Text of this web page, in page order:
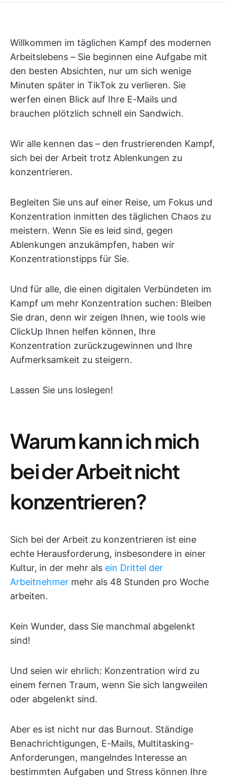
Willkommen im täglichen Kampf des modernen
Arbeitslebens – Sie beginnen eine Aufgabe mit
den besten Absichten, nur um sich wenige
Minuten später in TikTok zu verlieren. Sie
werfen einen Blick auf Ihre E-Mails und
brauchen plötzlich schnell ein Sandwich.
Wir alle kennen das – den frustrierenden Kampf,
sich bei der Arbeit trotz Ablenkungen zu
konzentrieren.
Begleiten Sie uns auf einer Reise, um Fokus und
Konzentration inmitten des täglichen Chaos zu
meistern. Wenn Sie es leid sind, gegen
Ablenkungen anzukämpfen, haben wir
Konzentrationstipps für Sie.
Und für alle, die einen digitalen Verbündeten im
Kampf um mehr Konzentration suchen: Bleiben
Sie dran, denn wir zeigen Ihnen, wie tools wie
ClickUp Ihnen helfen können, Ihre
Konzentration zurückzugewinnen und Ihre
Aufmerksamkeit zu steigern.
Lassen Sie uns loslegen!
Warum kann ich mich
bei der Arbeit nicht
konzentrieren?
Sich bei der Arbeit zu konzentrieren ist eine
echte Herausforderung, insbesondere in einer
Kultur, in der mehr als ein Drittel der
Arbeitnehmer mehr als 48 Stunden pro Woche
arbeiten.
Kein Wunder, dass Sie manchmal abgelenkt
sind!
Und seien wir ehrlich: Konzentration wird zu
einem fernen Traum, wenn Sie sich langweilen
oder abgelenkt sind.
Aber es ist nicht nur das Burnout. Ständige
Benachrichtigungen, E-Mails, Multitasking-
Anforderungen, mangelndes Interesse an
bestimmten Aufgaben und Stress können Ihre